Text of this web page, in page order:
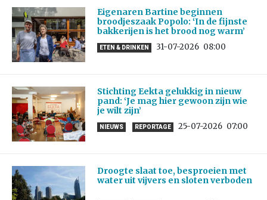
Eigenaren Bartine beginnen
broodjeszaak Popolo: ‘In de fijnste
bakkerijen is het brood nog warm’
ETEN & DRINKEN 31-07-2026 08:00
Stichting Eekta gelukkig in nieuw
pand: ‘Je mag hier gewoon zijn wie
je wilt zijn’
NIEUWS REPORTAGE 25-07-2026 07:00
Droogte slaat toe, besproeien met
water uit vijvers en sloten verboden